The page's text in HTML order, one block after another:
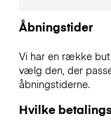
Åbningstider
Vi har en række
vælg den, der
åbningstiderne.
Hvilke